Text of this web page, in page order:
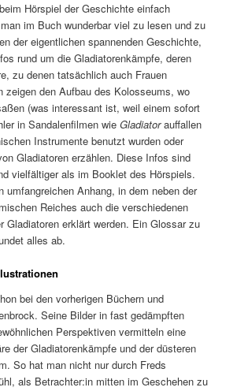
Hörspiel der Geschichte einfach
im Buch wunderbar viel zu lesen und zu
der eigentlichen spannenden Geschichte,
rund um die Gladiatorenkämpfe, deren
zu denen tatsächlich auch Frauen
zeigen den Aufbau des Kolosseums, wo
(was interessant ist, weil einem sofort
in Sandalenfilmen wieGladiatorauffallen
Instrumente benutzt wurden oder
Gladiatoren erzählen. Diese Infos sind
vielfältiger als im Booklet des Hörspiels.
umfangreichen Anhang, in dem neben der
Reiches auch die verschiedenen
Gladiatoren erklärt werden. Ein Glossar zu
alles ab.
bei den vorherigen Büchern und
Seine Bilder in fast gedämpften
Perspektiven vermitteln eine
der Gladiatorenkämpfe und der düsteren
So hat man nicht nur durch Freds
als Betrachter:in mitten im Geschehen zu